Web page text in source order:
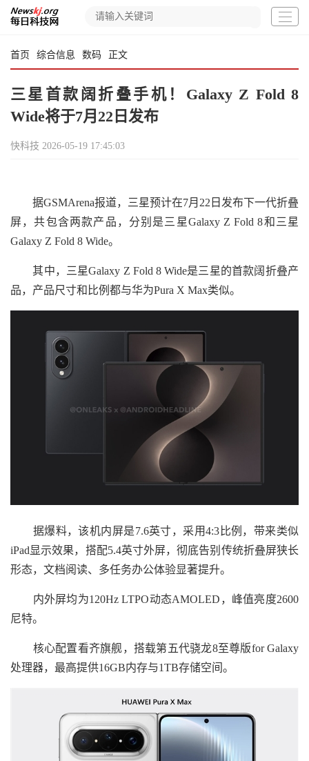
首页 综合信息 数码 正文
三星首款阔折叠手机！Galaxy Z Fold 8
Wide将于7月22日发布
快科技 2026-05-19 17:45:03
据GSMArena报道，三星预计在7月22日发布下一代折叠
屏，共包含两款产品，分别是三星Galaxy Z Fold 8和三星
Galaxy Z Fold 8 Wide。
其中，三星Galaxy Z Fold 8 Wide是三星的首款阔折叠产
品，产品尺寸和比例都与华为Pura X Max类似。
据爆料，该机内屏是7.6英寸，采用4:3比例，带来类似
iPad显示效果，搭配5.4英寸外屏，彻底告别传统折叠屏狭长
形态，文档阅读、多任务办公体验显著提升。
内外屏均为120Hz LTPO动态AMOLED，峰值亮度2600
尼特。
核心配置看齐旗舰，搭载第五代骁龙8至尊版for Galaxy
处理器，最高提供16GB内存与1TB存储空间。